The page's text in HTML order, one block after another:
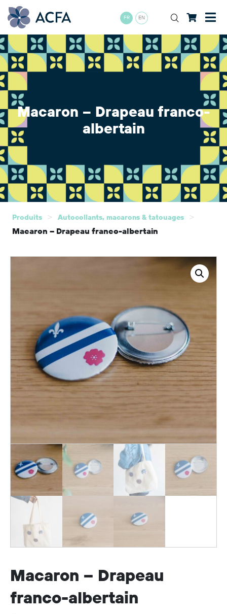
FR EN
Macaron – Drapeau franco-
albertain
Produits > Autocollants, macarons & tatouages >
Macaron – Drapeau franco-albertain
Macaron – Drapeau
franco-albertain